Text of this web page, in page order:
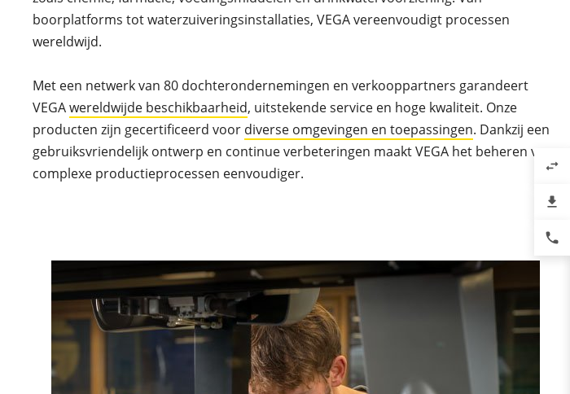
boorplatforms tot waterzuiveringsinstallaties, VEGA vereenvoudigt processen
wereldwijd.
Met een netwerk van 80 dochterondernemingen en verkooppartners garandeert
VEGAwereldwijde beschikbaarheid, uitstekende service en hoge kwaliteit. Onze
producten zijn gecertificeerd voor diverse omgevingen en toepassingen. Dankzij een
gebruiksvriendelijk ontwerp en continue verbeteringen maakt VEGA het beheren van
complexe productieprocessen eenvoudiger.
swap_horiz
file_download
phone